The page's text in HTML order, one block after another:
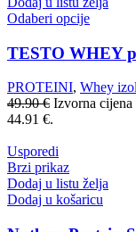
Odaberi opcije
TESTO WHEY
PROTEINI, Whey
49.90€ Izvorna
44.91 €.
Usporedi
Brzi prikaz
Dodaj u listu želja
Dodaj u košaricu